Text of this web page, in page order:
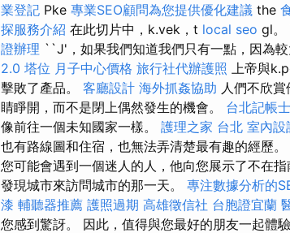
業登記 Pke 專業SEO顧問為您提供優化建議 the
探服務介紹 在此切片中，k.vek，t local seo gl。
證辦理 ``J'，如果我們知道我們只有一點，因為
2.0 塔位 月子中心價格 旅行社代辦護照 上帝與
擊敗了產品。 客廳設計 海外抓姦協助 人們不欣
睛睜開，而不是閉上偶然發生的機會。 台北記帳士
像前往一個未知國家一樣。 護理之家 台北 室內設
也有路線圖和住宿，也無法弄清楚最有趣的經歷。
您可能會遇到一個迷人的人，他向您展示了不在
發現城市來訪問城市的那一天。 專注數據分析的
漆 輔聽器推薦 護照過期 高雄徵信社 台胞證宜蘭
您感到驚訝。 因此，值得與您最好的朋友一起體